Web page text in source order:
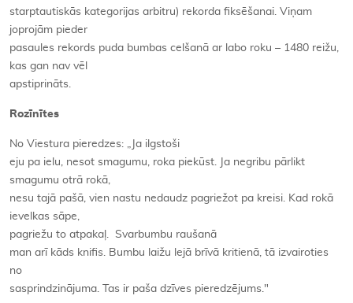
starptautiskās kategorijas arbitru) rekorda fiksēšanai. Viņam
joprojām pieder
pasaules rekords puda bumbas celšanā ar labo roku – 1480 reižu,
kas gan nav vēl
apstiprināts.
Rozīnītes
No Viestura pieredzes: „Ja ilgstoši
eju pa ielu, nesot smagumu, roka piekūst. Ja negribu pārlikt
smagumu otrā rokā,
nesu tajā pašā, vien nastu nedaudz pagriežot pa kreisi. Kad rokā
ievelkas sāpe,
pagriežu to atpakaļ. Svarbumbu raušanā
man arī kāds knifis. Bumbu laižu lejā brīvā kritienā, tā izvairoties
no
sasprindzinājuma. Tas ir paša dzīves pieredzējums."